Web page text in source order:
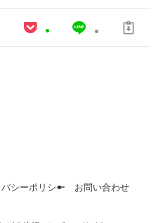
シーポリシー お問い合わせ